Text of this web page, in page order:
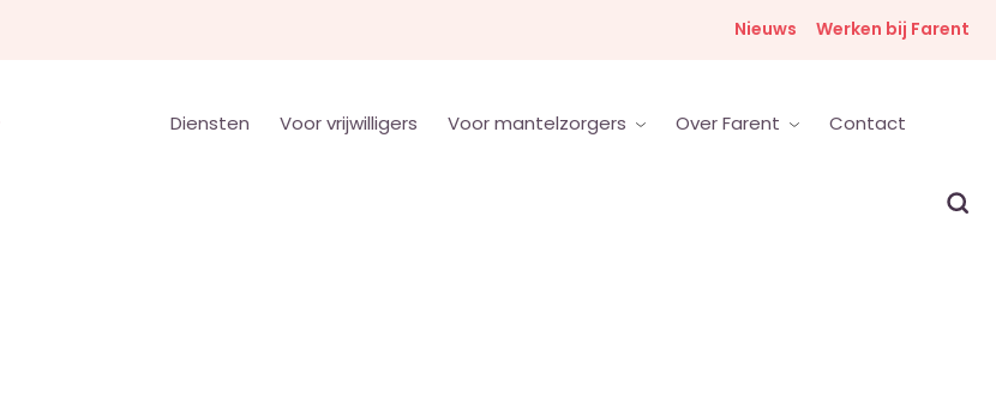
Nieuws Werken bij Farent
Diensten Voor vrijwilligers Voor mantelzorgers Over Farent Contact